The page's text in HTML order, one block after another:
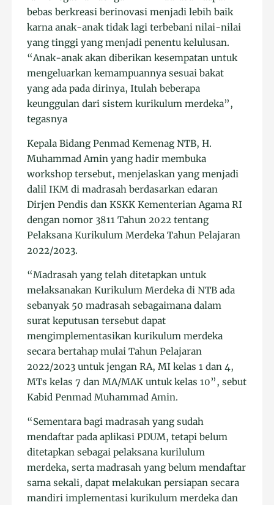
bebas berkreasi berinovasi menjadi lebih baik
karna anak-anak tidak lagi terbebani nilai-nilai
yang tinggi yang menjadi penentu kelulusan.
“Anak-anak akan diberikan kesempatan untuk
mengeluarkan kemampuannya sesuai bakat
yang ada pada dirinya, Itulah beberapa
keunggulan dari sistem kurikulum merdeka”,
tegasnya
Kepala Bidang Penmad Kemenag NTB, H.
Muhammad Amin yang hadir membuka
workshop tersebut, menjelaskan yang menjadi
dalil IKM di madrasah berdasarkan edaran
Dirjen Pendis dan KSKK Kementerian Agama RI
dengan nomor 3811 Tahun 2022 tentang
Pelaksana Kurikulum Merdeka Tahun Pelajaran
2022/2023.
“Madrasah yang telah ditetapkan untuk
melaksanakan Kurikulum Merdeka di NTB ada
sebanyak 50 madrasah sebagaimana dalam
surat keputusan tersebut dapat
mengimplementasikan kurikulum merdeka
secara bertahap mulai Tahun Pelajaran
2022/2023 untuk jengan RA, MI kelas 1 dan 4,
MTs kelas 7 dan MA/MAK untuk kelas 10”, sebut
Kabid Penmad Muhammad Amin.
“Sementara bagi madrasah yang sudah
mendaftar pada aplikasi PDUM, tetapi belum
ditetapkan sebagai pelaksana kurilulum
merdeka, serta madrasah yang belum mendaftar
sama sekali, dapat melakukan persiapan secara
mandiri implementasi kurikulum merdeka dan